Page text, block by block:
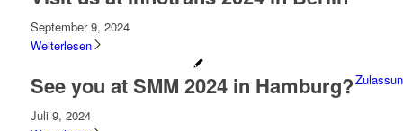
September 9, 2024
Weiterlesen
See you at SMM 2024 in Hamburg?
Juli 9, 2024